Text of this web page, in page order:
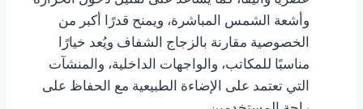
وأشعة الشمس المباشرة، ويمنح قدرًا أكبر من
الخصوصية مقارنة بالزجاج الشفاف ويُعد خيارًا
مناسبًا للمكاتب، والواجهات الداخلية، والمنشآت
التي تعتمد على الإضاءة الطبيعية مع الحفاظ على